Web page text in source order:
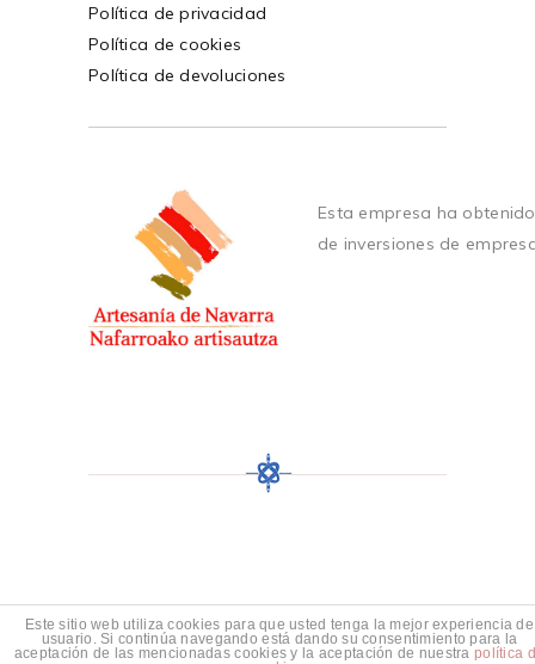
Política de privacidad
Política de cookies
Política de devoluciones
Esta empresa ha
de inversiones de
Este sitio web utiliza cookies para que usted tenga la mejor experiencia de
usuario. Si continúa navegando está dando su consentimiento para la
aceptación de las mencionadas cookies y la aceptación de nuestrapolítica